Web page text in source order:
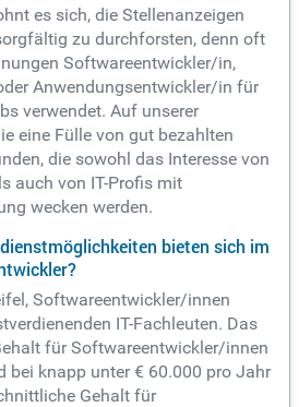
es sich, die Stellenanzeigen
zu durchforsten, denn oft
Softwareentwickler/in,
Anwendungsentwickler/in für
verwendet. Auf unserer
eine Fülle von gut bezahlten
die sowohl das Interesse von
auch von IT-Profis mit
wecken werden.
bieten sich im
Softwareentwickler/innen
IT-Fachleuten. Das
für Softwareentwickler/innen
bei knapp unter € 60.000 pro Jahr
Gehalt für